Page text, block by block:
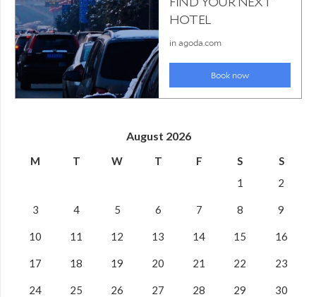
August 2026
M T W T F S
S
1
2
3 4 5 6 7 8 9
10 11 12 13 14 15 16
17 18 19 20 21 22 23
24 25 26 27 28 29 30